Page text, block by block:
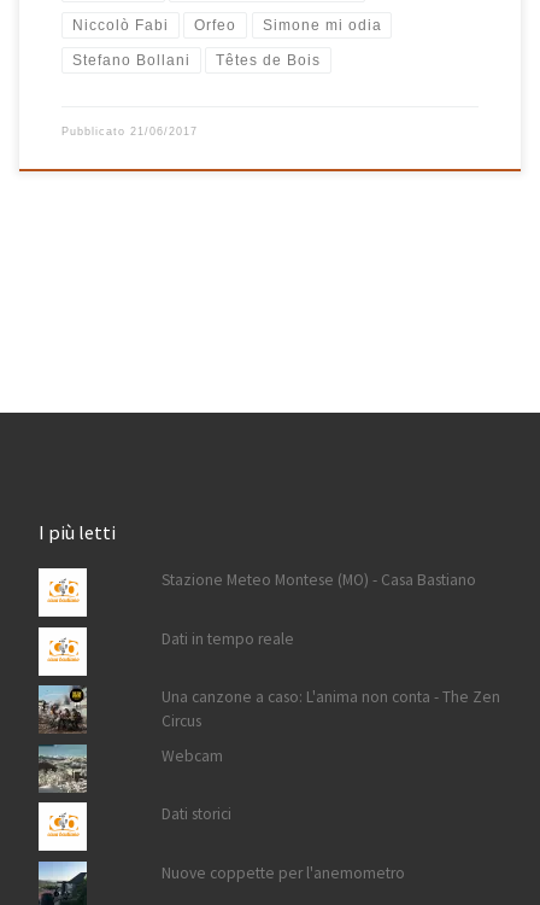
Niccolò Fabi Orfeo Simone mi odia
Stefano Bollani Têtes de Bois
Pubblicato 21/06/2017
I più letti
Stazione Meteo Montese (MO) - Casa Bastiano
Dati in tempo reale
Una canzone a caso: L'anima non conta - The Zen
Circus
Webcam
Dati storici
Nuove coppette per l'anemometro